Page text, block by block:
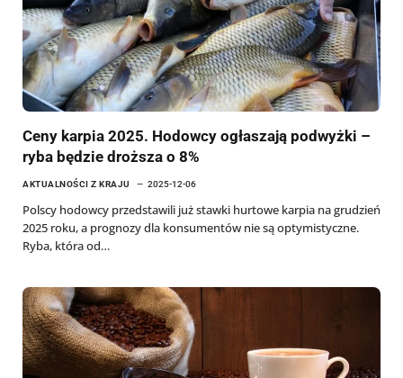
Ceny karpia 2025. Hodowcy ogłaszają podwyżki –
ryba będzie droższa o 8%
AKTUALNOŚCI Z KRAJU 2025-12-06
Polscy hodowcy przedstawili już stawki hurtowe karpia na grudzień
2025 roku, a prognozy dla konsumentów nie są optymistyczne.
Ryba, która od…